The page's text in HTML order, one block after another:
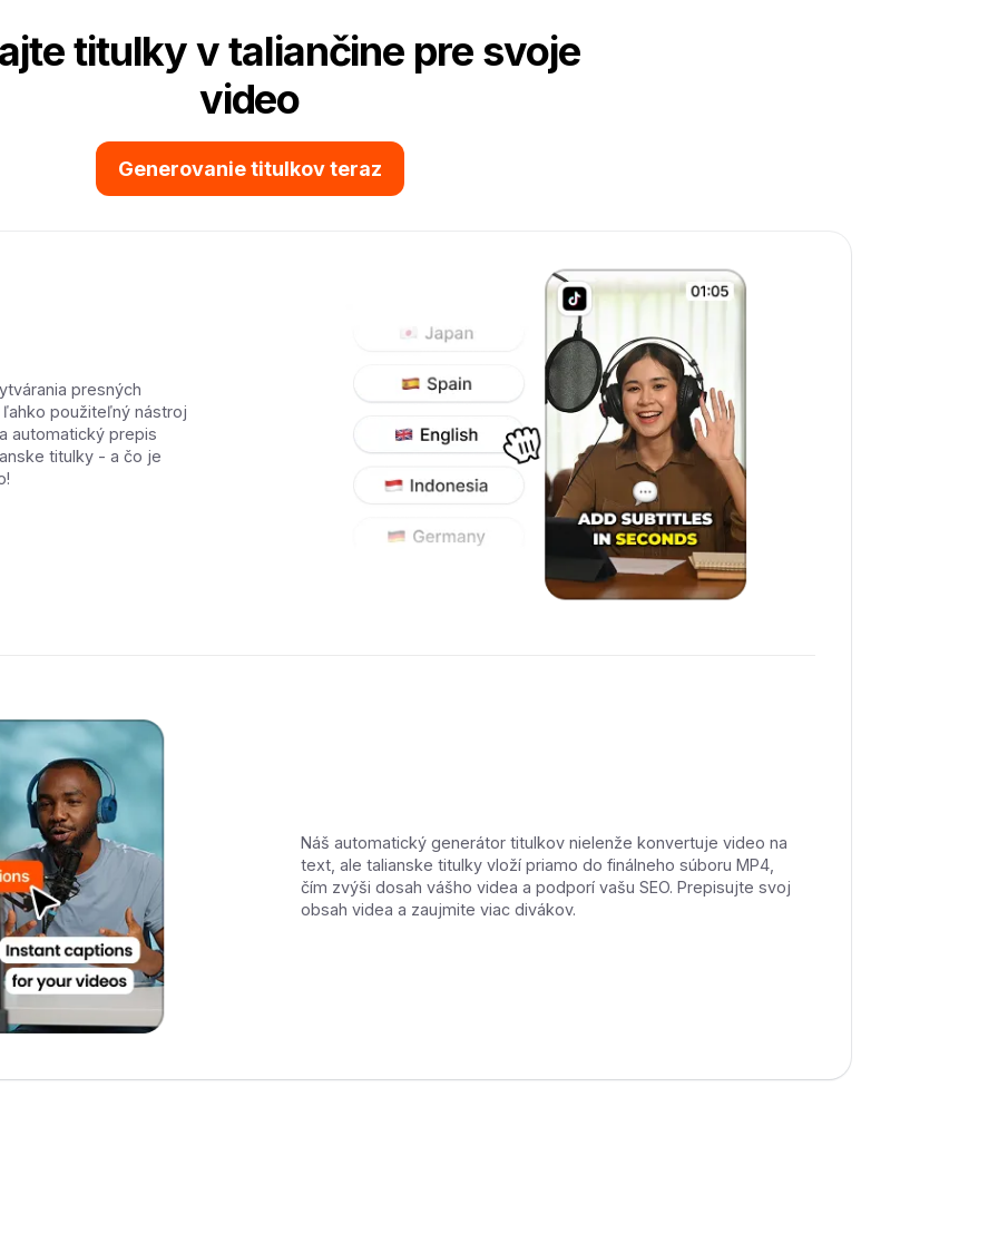
titulky v taliančine pre svoje
video
Generovanie titulkov teraz
presných
ľahko použiteľný nástroj
automatický prepis
titulky - a čo je
Náš automatický generátor titulkov nielenže konvertuje video na
text, ale talianske titulky vloží priamo do finálneho súboru MP4,
čím zvýši dosah vášho videa a podporí vašu SEO. Prepisujte svoj
obsah videa a zaujmite viac divákov.